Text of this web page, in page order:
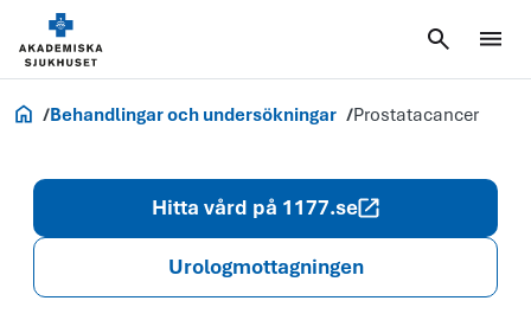
Akademiska.se
Behandlingar och undersökningar Prostatacancer
Hitta vård på 1177.se
Urologmottagningen